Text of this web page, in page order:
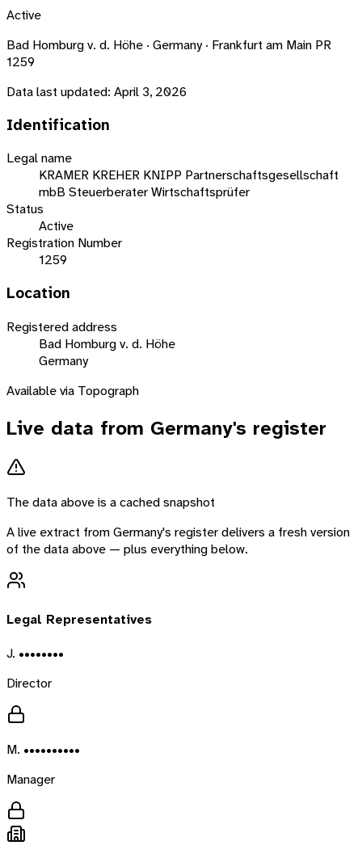
Active
Bad Homburg v. d. Höhe · Germany · Frankfurt am Main PR
1259
Data last updated: April 3, 2026
Identification
Legal name
KRAMER KREHER KNIPP Partnerschaftsgesellschaft
mbB Steuerberater Wirtschaftsprüfer
Status
Active
Registration Number
1259
Location
Registered address
Bad Homburg v. d. Höhe
Germany
Available via Topograph
Live data from Germany's register
The data above is a cached snapshot
A live extract fromGermany's register delivers a fresh version
of the data above — plus everything below.
Legal Representatives
J. ••••••••
Director
M. ••••••••••
Manager